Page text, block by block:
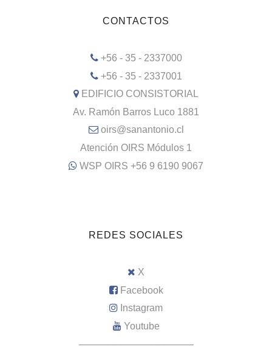
CONTACTOS
+56 - 35 - 2337000
+56 - 35 - 2337001
EDIFICIO CONSISTORIAL
Av. Ramón Barros Luco 1881
oirs@sanantonio.cl
Atención OIRS Módulos 1
WSP OIRS +56 9 6190 9067
REDES SOCIALES
X
Facebook
Instagram
Youtube
–––––––––––––––––––––